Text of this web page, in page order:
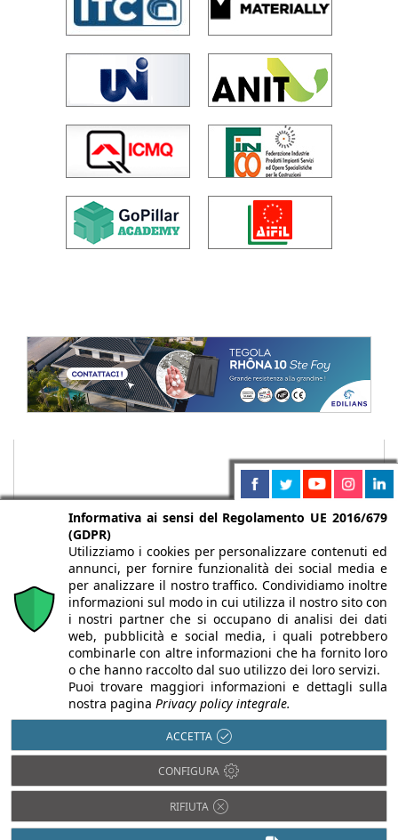
Chi siamo Autori Per la tua pubblicità
Iscriviti alla
newsletter
Infobuild è testata registrata presso il Tribunale di Milano al n° 63
dell’8/3/2013 - ISSN 2282-2267
© 2000-2026 Infoweb srl - P.IVA 13155920153 - Tutti i diritti
riservati |Privacy
Informativa ai sensi del Regolamento UE 2016/679
(GDPR)
Utilizziamo i cookies per personalizzare contenuti ed
annunci, per fornire funzionalità dei social media e
per analizzare il nostro traffico. Condividiamo inoltre
informazioni sul modo in cui utilizza il nostro sito con
i nostri partner che si occupano di analisi dei dati
web, pubblicità e social media, i quali potrebbero
combinarle con altre informazioni che ha fornito loro
o che hanno raccolto dal suo utilizzo dei loro servizi.
Puoi trovare maggiori informazioni e dettagli sulla
nostra pagina Privacy policy integrale.
ACCETTA
CONFIGURA
RIFIUTA